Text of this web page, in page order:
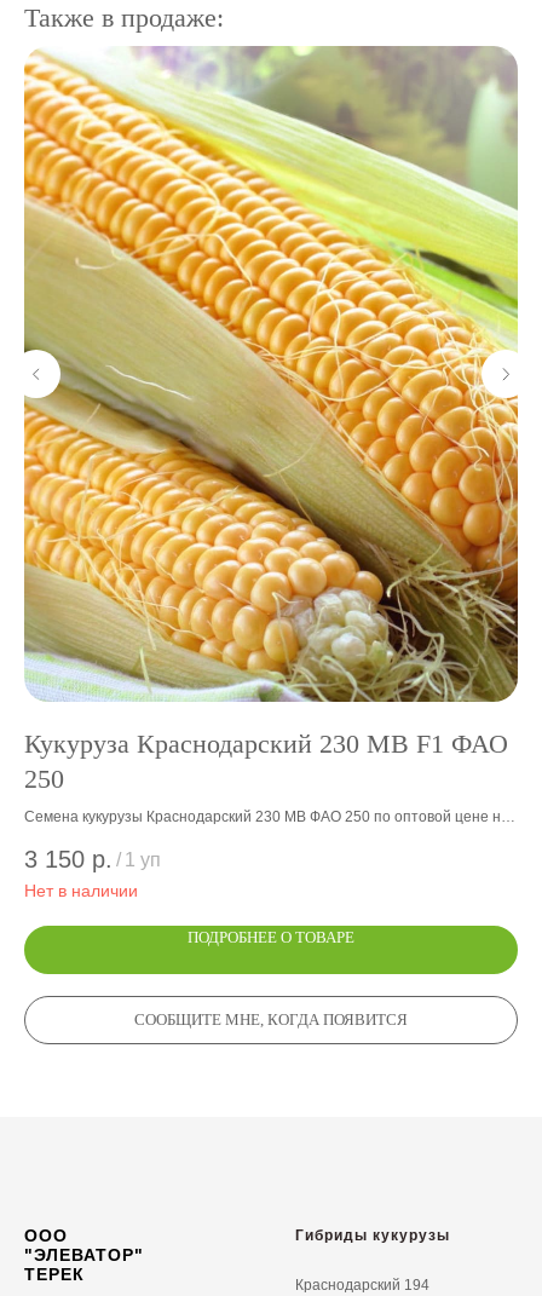
Также в продаже:
Кукуруза Краснодарский 230 МВ F1 ФАО
250
Семена кукурузы Краснодарский 230 МВ ФАО 250 по оптовой цене на
гибридов поколения f1 по РФ, СНГ
3 150 р. / 1 уп
Нет в наличии
ПОДРОБНЕЕ О ТОВАРЕ
СООБЩИТЕ МНЕ, КОГДА ПОЯВИТСЯ
ООО
"ЭЛЕВАТОР"
ТЕРЕК
Гибриды кукурузы
Краснодарский 194